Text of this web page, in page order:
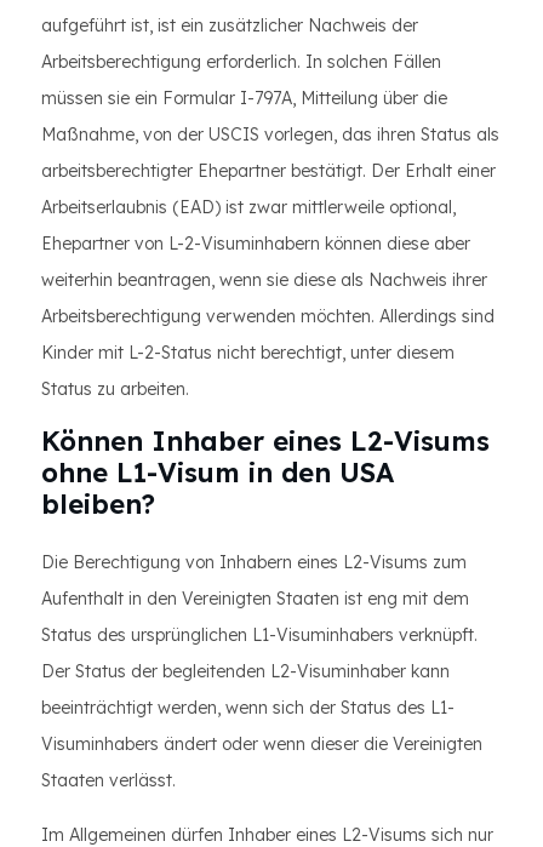
aufgeführt ist, ist ein zusätzlicher Nachweis der
Arbeitsberechtigung erforderlich. In solchen Fällen
müssen sie ein Formular I-797A, Mitteilung über die
Maßnahme, von der USCIS vorlegen, das ihren Status als
arbeitsberechtigter Ehepartner bestätigt. Der Erhalt einer
Arbeitserlaubnis (EAD) ist zwar mittlerweile optional,
Ehepartner von L-2-Visuminhabern können diese aber
weiterhin beantragen, wenn sie diese als Nachweis ihrer
Arbeitsberechtigung verwenden möchten. Allerdings sind
Kinder mit L-2-Status nicht berechtigt, unter diesem
Status zu arbeiten.
Können Inhaber eines L2-Visums
ohne L1-Visum in den USA
bleiben?
Die Berechtigung von Inhabern eines L2-Visums zum
Aufenthalt in den Vereinigten Staaten ist eng mit dem
Status des ursprünglichen L1-Visuminhabers verknüpft.
Der Status der begleitenden L2-Visuminhaber kann
beeinträchtigt werden, wenn sich der Status des L1-
Visuminhabers ändert oder wenn dieser die Vereinigten
Staaten verlässt.
Im Allgemeinen dürfen Inhaber eines L2-Visums sich nur